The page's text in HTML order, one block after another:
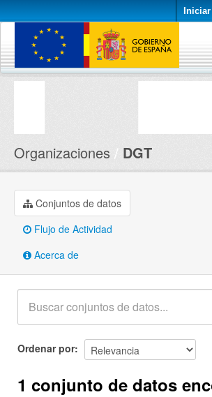
Conjuntos de datos
Organizaciones DGT
Conjuntos de datos
Flujo de Actividad
Acerca de
Ordenar por
1 conjunto de datos